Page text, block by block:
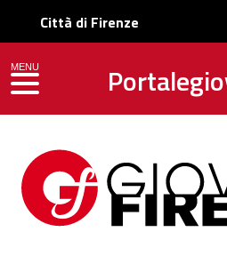
Città di Firenze
MENU
toggle navigation